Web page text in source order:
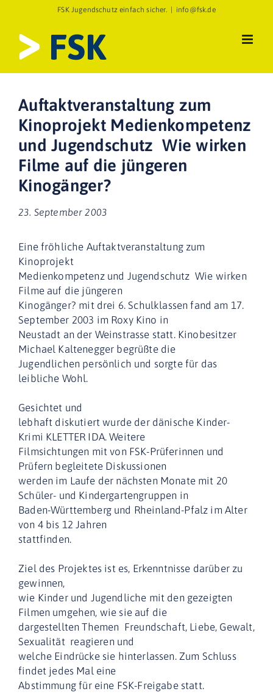
springen
FSK Jugendschutz einfach sicher. info@fsk.de
Auftaktveranstaltung zum
Kinoprojekt Medienkompetenz
und Jugendschutz  Wie wirken
Filme auf die jüngeren
Kinogänger?
23. September 2003
Eine fröhliche Auftaktveranstaltung zum
Kinoprojekt
Medienkompetenz und Jugendschutz  Wie wirken
Filme auf die jüngeren
Kinogänger? mit drei 6. Schulklassen fand am 17.
September 2003 im Roxy Kino in
Neustadt an der Weinstrasse statt. Kinobesitzer
Michael Kaltenegger begrüßte die
Jugendlichen persönlich und sorgte für das
leibliche Wohl.
Gesichtet und
lebhaft diskutiert wurde der dänische Kinder-
Krimi KLETTER IDA. Weitere
Filmsichtungen mit von FSK-Prüferinnen und 
Prüfern begleitete Diskussionen
werden im Laufe der nächsten Monate mit 20
Schüler- und Kindergartengruppen in
Baden-Württemberg und Rheinland-Pfalz im Alter
von 4 bis 12 Jahren
stattfinden.
Ziel des Projektes ist es, Erkenntnisse darüber zu
gewinnen,
wie Kinder und Jugendliche mit den gezeigten
Filmen umgehen, wie sie auf die
dargestellten Themen  Freundschaft, Liebe, Gewalt,
Sexualität  reagieren und
welche Eindrücke sie hinterlassen. Zum Schluss
findet jedes Mal eine
Abstimmung für eine FSK-Freigabe statt.